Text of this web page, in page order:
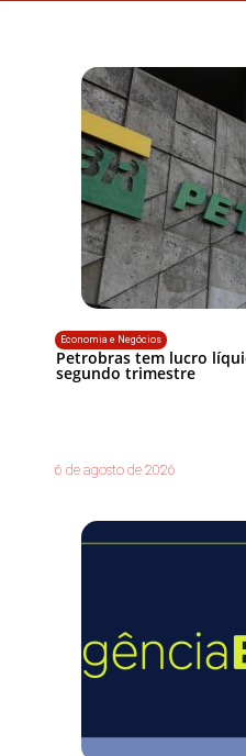
Economia e Negócios
Petrobras tem lucro
segundo trimestre
6 de agosto de 2026